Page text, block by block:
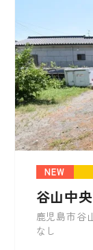
NEW
谷山中
鹿児島市谷
なし